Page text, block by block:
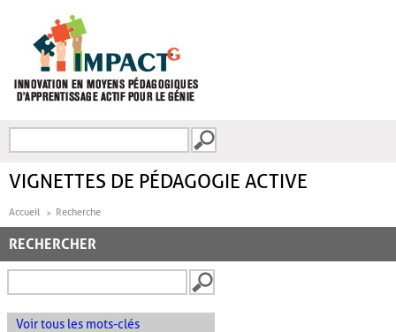
FORMULAIRE DE
VIGNETTES DE PÉDAGOGIE ACTIVE
Accueil Recherche
RECHERCHER
Voir tous les mots-clés